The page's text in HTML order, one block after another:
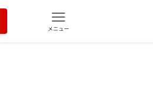
メニュー